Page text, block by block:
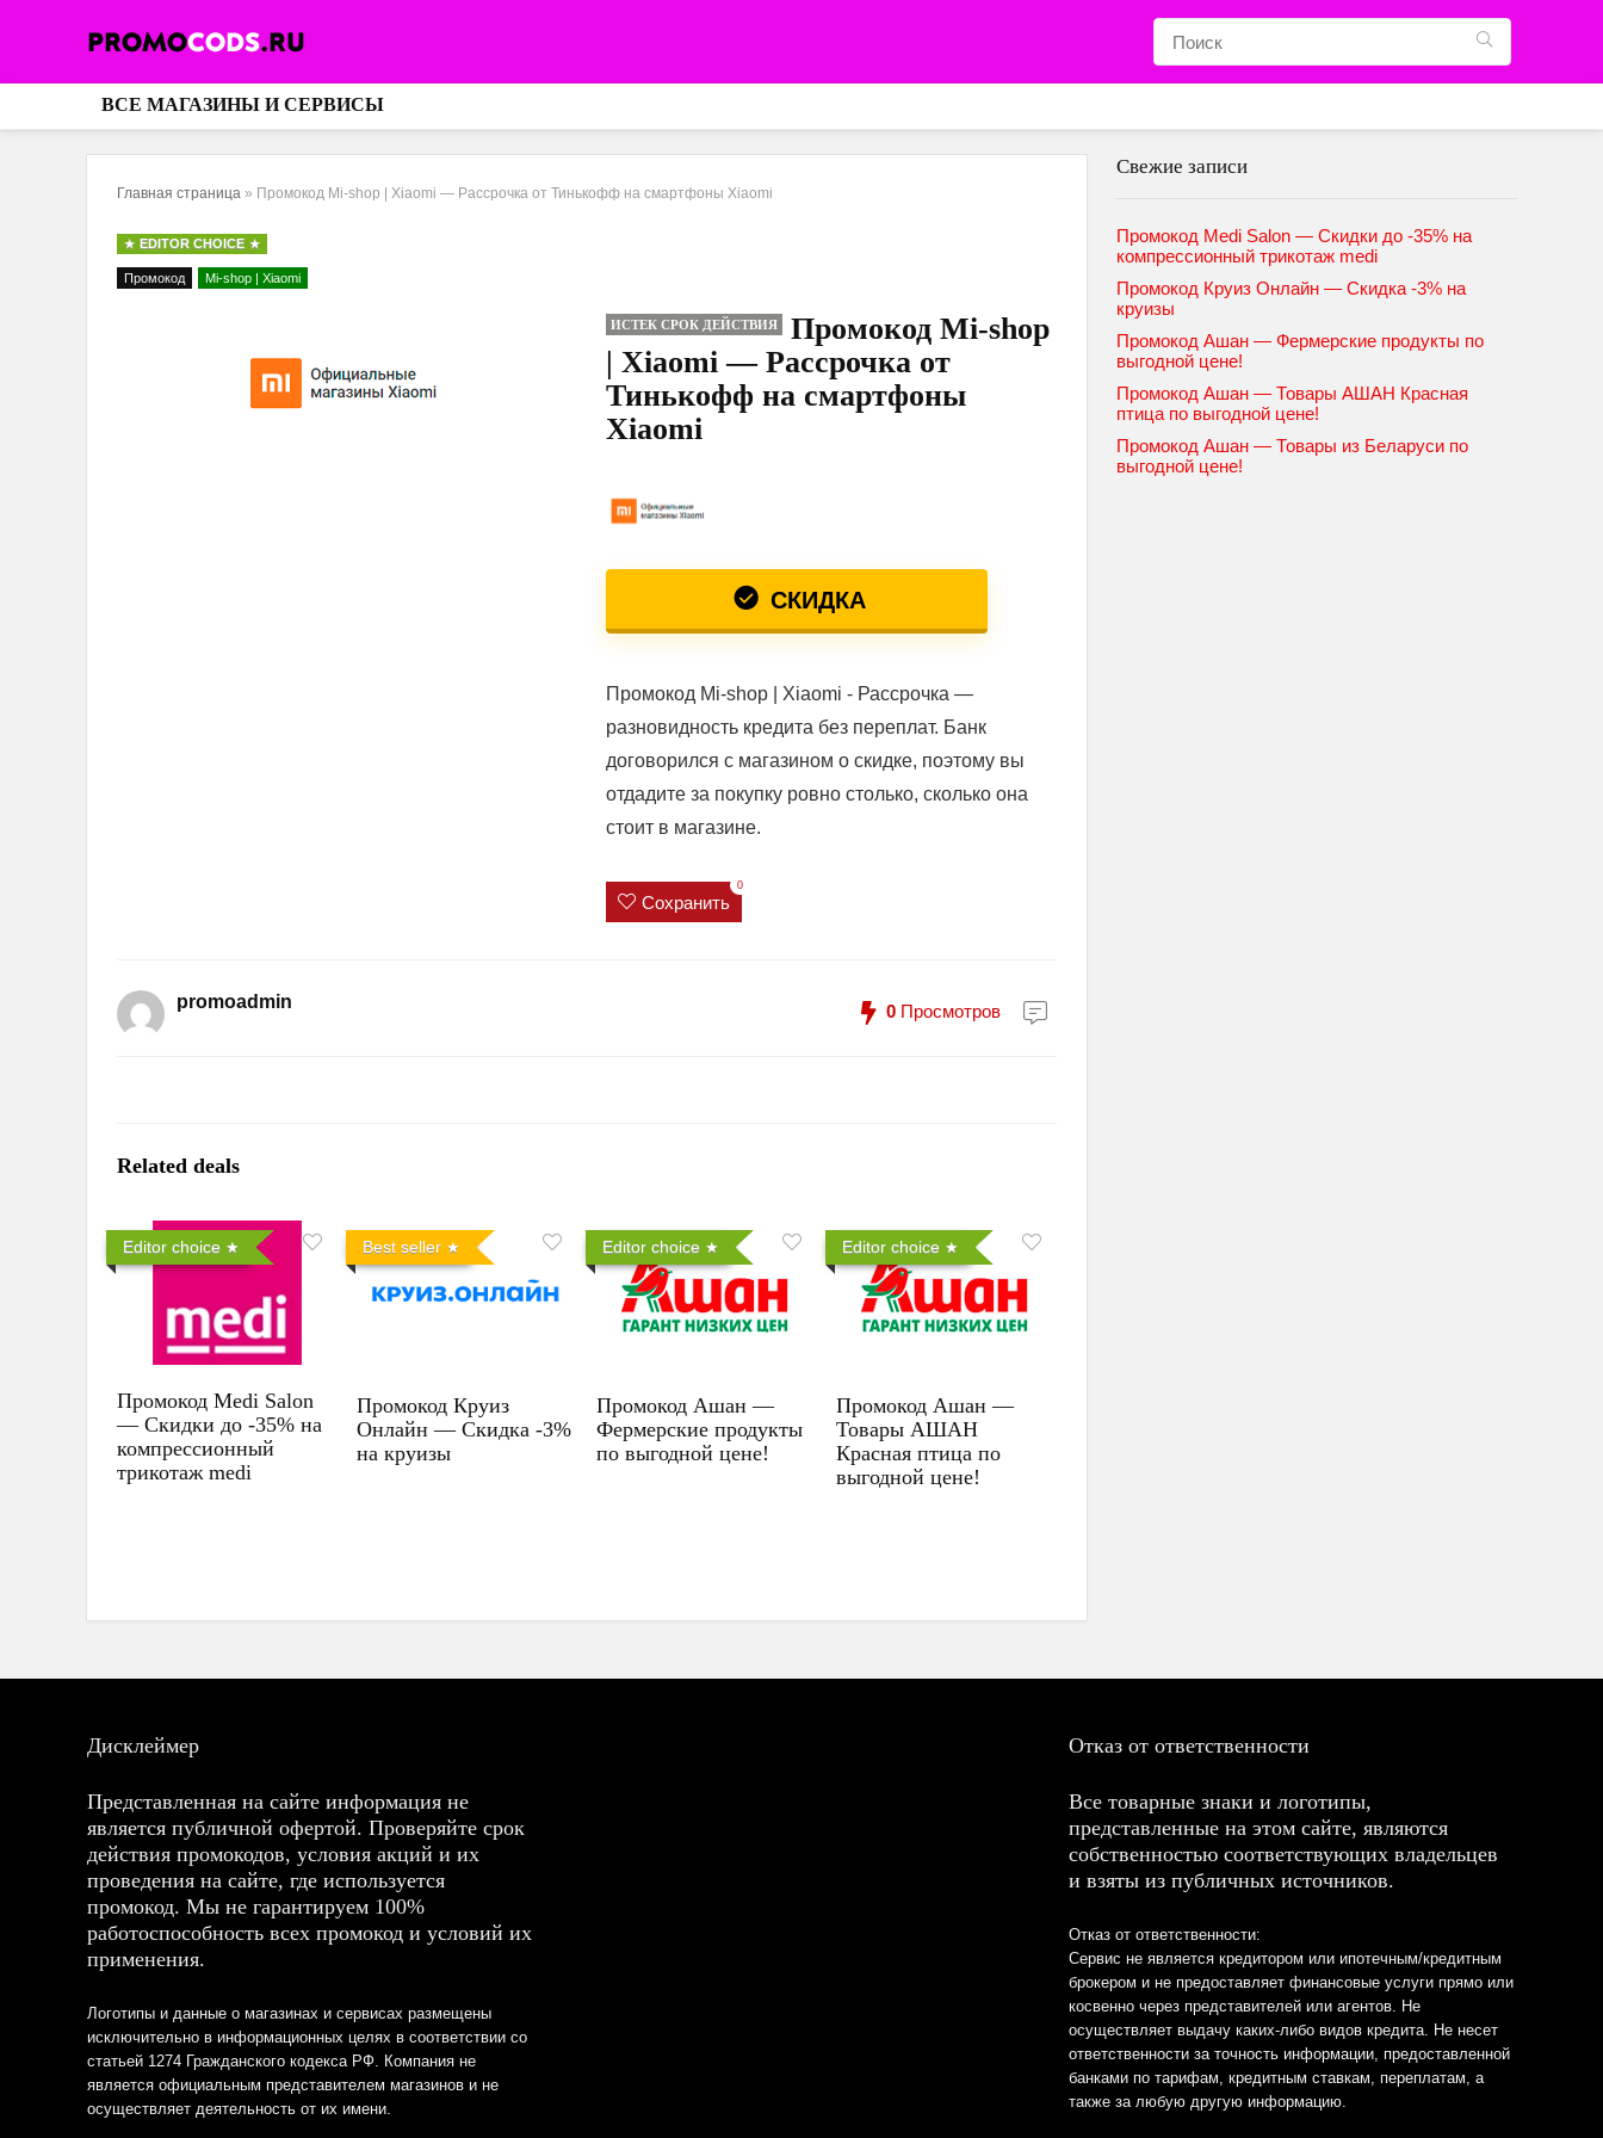
ВСЕ МАГАЗИНЫ И СЕРВИСЫ
Главная страница » Промокод Mi-shop | Xiaomi — Рассрочка от Тинькофф на смартфоны Xiaomi
EDITOR CHOICE
Промокод Mi-shop | Xiaomi
ИСТЕК СРОК ДЕЙСТВИЯ
Промокод Mi-shop
| Xiaomi — Рассрочка от
Тинькофф на смартфоны
Xiaomi
СКИДКА
Промокод Mi-shop | Xiaomi - Рассрочка —
разновидность кредита без переплат. Банк
договорился с магазином о скидке, поэтому вы
отдадите за покупку ровно столько, сколько она
стоит в магазине.
Сохранить
0
promoadmin 0 Просмотров
Related deals
Editor choice
Промокод Medi Salon
— Скидки до -35% на
компрессионный
трикотаж medi
Best seller
Промокод Круиз
Онлайн — Скидка -3%
на круизы
Editor choice
Промокод Ашан —
Фермерские продукты
по выгодной цене!
Editor choice
Промокод Ашан —
Товары АШАН
Красная птица по
выгодной цене!
Свежие записи
Промокод Medi Salon — Скидки до -35% на
компрессионный трикотаж medi
Промокод Круиз Онлайн — Скидка -3% на
круизы
Промокод Ашан — Фермерские продукты по
выгодной цене!
Промокод Ашан — Товары АШАН Красная
птица по выгодной цене!
Промокод Ашан — Товары из Беларуси по
выгодной цене!
Дисклеймер
Представленная на сайте информация не
является публичной офертой. Проверяйте срок
действия промокодов, условия акций и их
проведения на сайте, где используется
промокод. Мы не гарантируем 100%
работоспособность всех промокод и условий их
применения.
Логотипы и данные о магазинах и сервисах размещены
исключительно в информационных целях в соответствии со
статьей 1274 Гражданского кодекса РФ. Компания не
является официальным представителем магазинов и не
осуществляет деятельность от их имени.
Отказ от ответственности
Все товарные знаки и логотипы,
представленные на этом сайте, являются
собственностью соответствующих владельцев
и взяты из публичных источников.
Отказ от ответственности:
Сервис не является кредитором или ипотечным/кредитным
брокером и не предоставляет финансовые услуги прямо или
косвенно через представителей или агентов. Не
осуществляет выдачу каких-либо видов кредита. Не несет
ответственности за точность информации, предоставленной
банками по тарифам, кредитным ставкам, переплатам, а
также за любую другую информацию.